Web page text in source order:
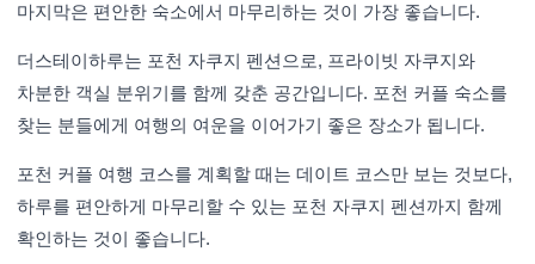
마지막은 편안한 숙소에서 마무리하는 것이 가장 좋습니다.
더스테이하루는 포천 자쿠지 펜션으로, 프라이빗 자쿠지와
차분한 객실 분위기를 함께 갖춘 공간입니다. 포천 커플 숙소를
찾는 분들에게 여행의 여운을 이어가기 좋은 장소가 됩니다.
포천 커플 여행 코스를 계획할 때는 데이트 코스만 보는 것보다,
하루를 편안하게 마무리할 수 있는 포천 자쿠지 펜션까지 함께
확인하는 것이 좋습니다.